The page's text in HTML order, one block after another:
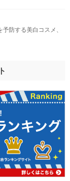
防する美白コスメ、